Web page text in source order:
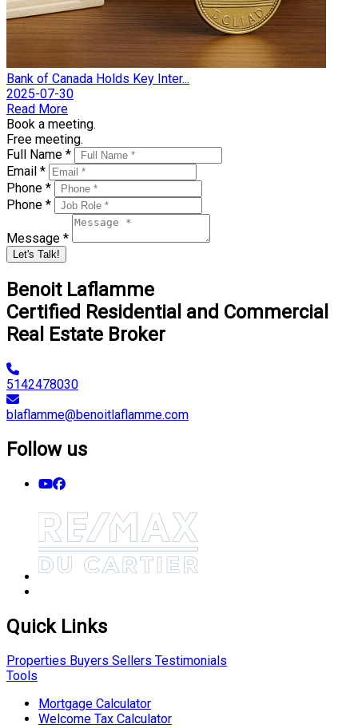
Bank of Canada Holds Key Inter...
2025-07-30
Read More
Book a meeting.
Free meeting.
Full Name *
Email *
Phone *
Phone *
Message *
Let's Talk!
Benoit Laflamme
Certified Residential and Commercial
Real Estate Broker
5142478030
blaflamme@benoitlaflamme.com
Follow us
Quick Links
Properties Buyers Sellers Testimonials
Tools
Mortgage Calculator
Welcome Tax Calculator